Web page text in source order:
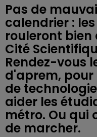
Pas de
calendrier :
rouleront bien
Cité
Rendez-vous
d'aprem,
de
aider les
métro. Ou qui
de marcher.